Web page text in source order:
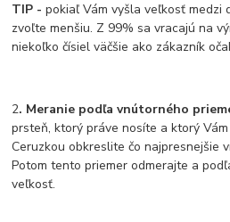
TIP -pokiaľ Vám vyšla veľkosť medzi
zvoľte menšiu. Z 99% sa vracajú na
niekoľko čísiel väčšie ako zákazník
2. Meranie podľa vnútorného
prsteň, ktorý práve nosíte a ktorý
Ceruzkou obkreslite čo najpresnejšie
Potom tento priemer odmerajte a
veľkosť.